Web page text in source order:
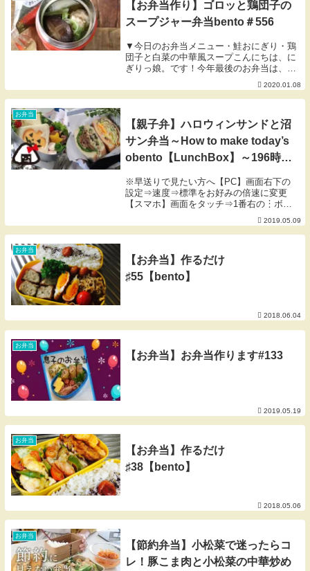
【お弁当作り】ゴロッと鶏団子の
スープジャー弁当bento＃556
▼今日のお弁当メニュー・鮭おにぎり・鶏
団子と白菜の中華風スープこんにちは、に
ぎりっ娘。です！今年最後のお弁当は、冬
に温かい鶏団子のスープ。噛みごたえたっ
ぷりなので、お腹も満たされます。鶏つみ
れはもちろん水炊きにも使えます。大量に
2020.01.08
お弁当
【親子弁】ハロウィンサンドと沼
サン弁当～How to make today’s
obento【LunchBox】～196時限
sandwich 【お弁当】
※早送りで見たい方へ【PC】画面右下の
設定⇒速度⇒標準をお好みの倍速に変更
【スマホ】画面をタッチ⇒1番右の︙ボタ
ンをタッチ⇒再生速度昨日の親子弁当で
す。子供用にはジャック・オー・ランタン
のハロウィンサンド、大人用はボリューミ
2019.05.09
お弁当
【お弁当】作るだけ
♯55【bento】
2018.06.04
お弁当
【お弁当】お弁当作ります#133
2019.05.19
お弁当
【お弁当】作るだけ
♯38【bento】
2018.05.06
お弁当
【節約弁当】小松菜で迷ったらコ
レ！豚こま肉と小松菜の中華炒め